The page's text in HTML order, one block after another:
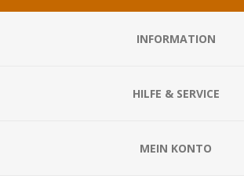
INFORMATION
HILFE & SERVICE
MEIN KONTO